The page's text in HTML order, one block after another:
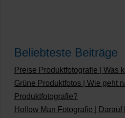
Beliebteste Beiträge
Preise Produktfotografie | Was
Grüne Produktfotos | Wie geht
Produktfotografie?
Hollow Man Fotografie | Darauf